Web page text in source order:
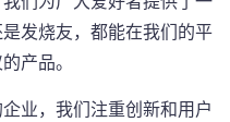
发烧友，都能在我们的平
产品。
业，我们注重创新和用户